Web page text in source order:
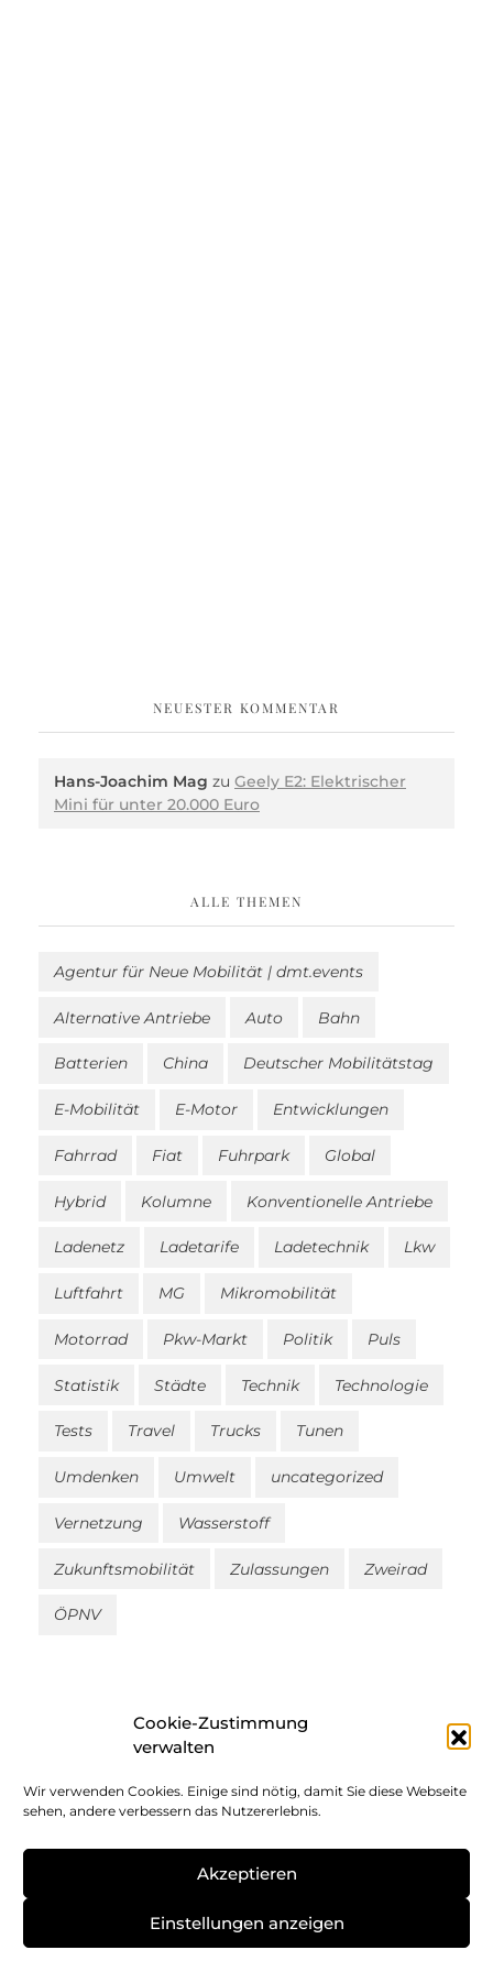
Cookie-Zustimmung
verwalten
Wir verwenden Cookies. Einige sind nötig, damit Sie diese Webseite
sehen, andere verbessern das Nutzererlebnis.
Akzeptieren
Einstellungen anzeigen
NEUESTER KOMMENTAR
Hans-Joachim Mag zu Geely E2: Elektrischer
Mini für unter 20.000 Euro
ALLE THEMEN
Agentur für Neue Mobilität | dmt.events
Alternative Antriebe Auto Bahn
Batterien China Deutscher Mobilitätstag
E-Mobilität E-Motor Entwicklungen
Fahrrad Fiat Fuhrpark Global
Hybrid Kolumne Konventionelle Antriebe
Ladenetz Ladetarife Ladetechnik Lkw
Luftfahrt MG Mikromobilität
Motorrad Pkw-Markt Politik Puls
Statistik Städte Technik Technologie
Tests Travel Trucks Tunen
Umdenken Umwelt uncategorized
Vernetzung Wasserstoff
Zukunftsmobilität Zulassungen Zweirad
ÖPNV
Impressum
Datenschutz